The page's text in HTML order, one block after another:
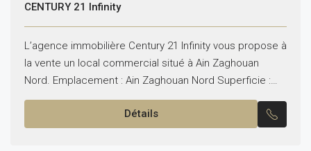
CENTURY 21 Infinity
L’agence immobilière Century 21 Infinity vous propose à
la vente un local commercial situé à Ain Zaghouan
Nord. Emplacement : Ain Zaghouan Nord Superficie :
120 m² répartis sur deux étages. Le...
Détails